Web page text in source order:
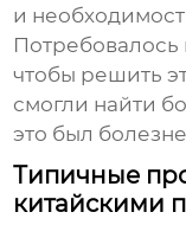
и
чтобы решить
смогли найти
это был
Типичные
китайскими